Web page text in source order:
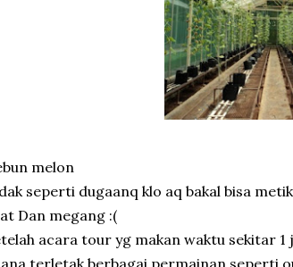
melon
seperti dugaanq klo aq bakal bisa
Dan megang :(
acara tour yg makan waktu sekitar